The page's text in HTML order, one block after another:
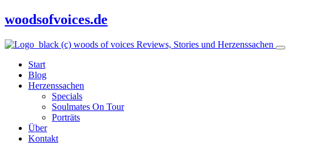
woodsofvoices.de
Reviews, Stories und Herzenssachen
Start
Blog
Herzenssachen
Specials
Soulmates On Tour
Porträts
Über
Kontakt